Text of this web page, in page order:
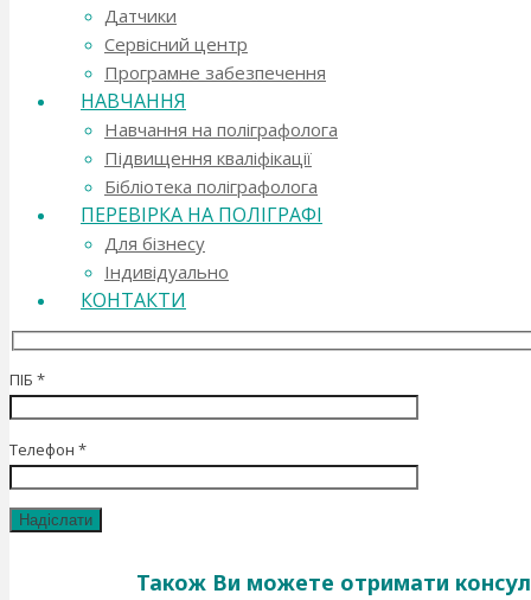
Датчики
Сервісний центр
Програмне забезпечення
НАВЧАННЯ
Навчання на поліграфолога
Підвищення кваліфікації
Бібліотека поліграфолога
ПЕРЕВІРКА НА ПОЛІГРАФІ
Для бізнесу
Індивідуально
КОНТАКТИ
ПІБ *
Телефон *
Також Ви можете отримати